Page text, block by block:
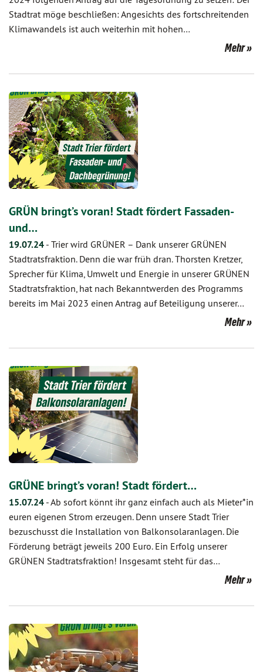
Stadtrat möge beschließen: Angesichts des fortschreitenden
Klimawandels ist auch weiterhin mit hohen…
Mehr
GRÜN bringt’s voran! Stadt fördert Fassaden-
und…
19.07.24 - Trier wird GRÜNER – Dank unserer GRÜNEN
Stadtratsfraktion. Denn die war früh dran. Thorsten Kretzer,
Sprecher für Klima, Umwelt und Energie in unserer GRÜNEN
Stadtratsfraktion, hat nach Bekanntwerden des Programms
bereits im Mai 2023 einen Antrag auf Beteiligung unserer…
Mehr
GRÜNE bringt’s voran! Stadt fördert…
15.07.24 -Ab sofort könnt ihr ganz einfach auch als Mieter*in
euren eigenen Strom erzeugen. Denn unsere Stadt Trier
bezuschusst die Installation von Balkonsolaranlagen. Die
Förderung beträgt jeweils 200 Euro. Ein Erfolg unserer
GRÜNEN Stadtratsfraktion! Insgesamt steht für das…
Mehr